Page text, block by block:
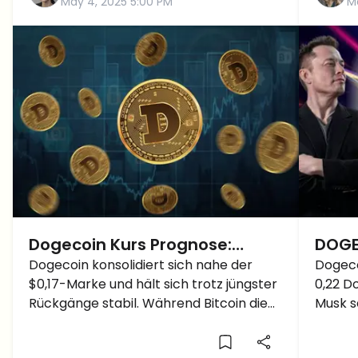
Dogecoin Kurs Prognose:
Macht sich DOGE bereit für den
Ausbruch über 0.20 Dollar?
Dogecoin konsolidiert sich nahe der
$0,17-Marke und hält sich trotz jüngster
Rückgänge stabil. Während Bitcoin die
DOGE sich auf einen bullischen Anstieg
und
zu 1
0,22
Musk